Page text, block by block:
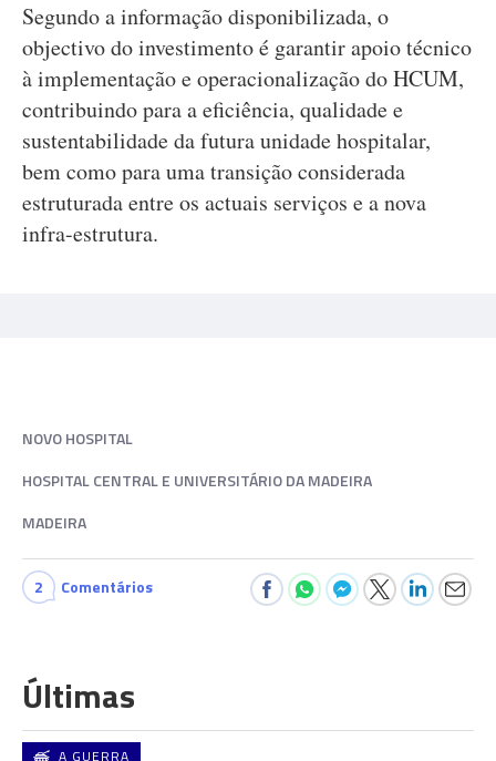
Segundo a informação disponibilizada, o
objectivo do investimento é garantir apoio técnico
à implementação e operacionalização do HCUM,
contribuindo para a eficiência, qualidade e
sustentabilidade da futura unidade hospitalar,
bem como para uma transição considerada
estruturada entre os actuais serviços e a nova
infra-estrutura.
NOVO HOSPITAL
HOSPITAL CENTRAL E UNIVERSITÁRIO DA MADEIRA
MADEIRA
2 Comentários
Últimas
A GUERRA